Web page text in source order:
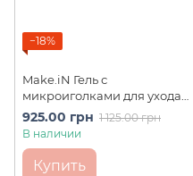
−18%
Make.iN Гель с
микроиголками для ухода
за кожей HARI Spicule
Human Stem Cell All-in-
925.00 грн 1 125.00 грн
В наличии
Купить